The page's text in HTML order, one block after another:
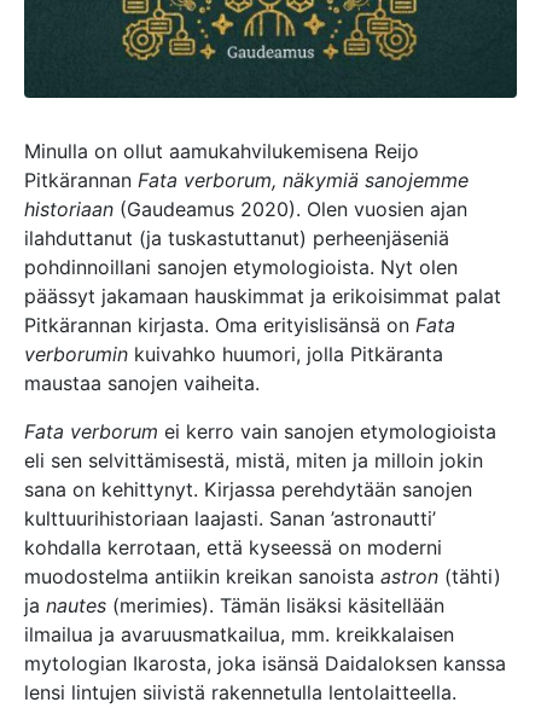
Minulla on ollut aamukahvilukemisena Reijo
Pitkärannan Fata verborum, näkymiä sanojemme
historiaan (Gaudeamus 2020). Olen vuosien ajan
ilahduttanut (ja tuskastuttanut) perheenjäseniä
pohdinnoillani sanojen etymologioista. Nyt olen
päässyt jakamaan hauskimmat ja erikoisimmat palat
Pitkärannan kirjasta. Oma erityislisänsä on Fata
verborumin kuivahko huumori, jolla Pitkäranta
maustaa sanojen vaiheita.
Fata verborum ei kerro vain sanojen etymologioista
eli sen selvittämisestä, mistä, miten ja milloin jokin
sana on kehittynyt. Kirjassa perehdytään sanojen
kulttuurihistoriaan laajasti. Sanan ’astronautti’
kohdalla kerrotaan, että kyseessä on moderni
muodostelma antiikin kreikan sanoista astron (tähti)
ja nautes (merimies). Tämän lisäksi käsitellään
ilmailua ja avaruusmatkailua, mm. kreikkalaisen
mytologian Ikarosta, joka isänsä Daidaloksen kanssa
lensi lintujen siivistä rakennetulla lentolaitteella.